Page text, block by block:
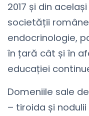
2017 și din
societății
endocrinologie,
în țară cât și în
educației
Domeniile sale
– tiroida și